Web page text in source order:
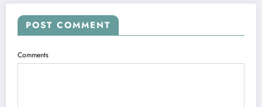
POST COMMENT
Comments